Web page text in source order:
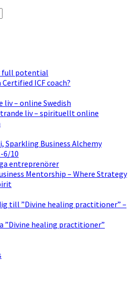
full potential
Certified ICF coach?
– online Swedish
liv – spirituellt online
Sparkling Business Alchemy
6/10
entreprenörer
Mentorship – Where Strategy
till ”Divine healing practitioner” –
”Divine healing practitioner”